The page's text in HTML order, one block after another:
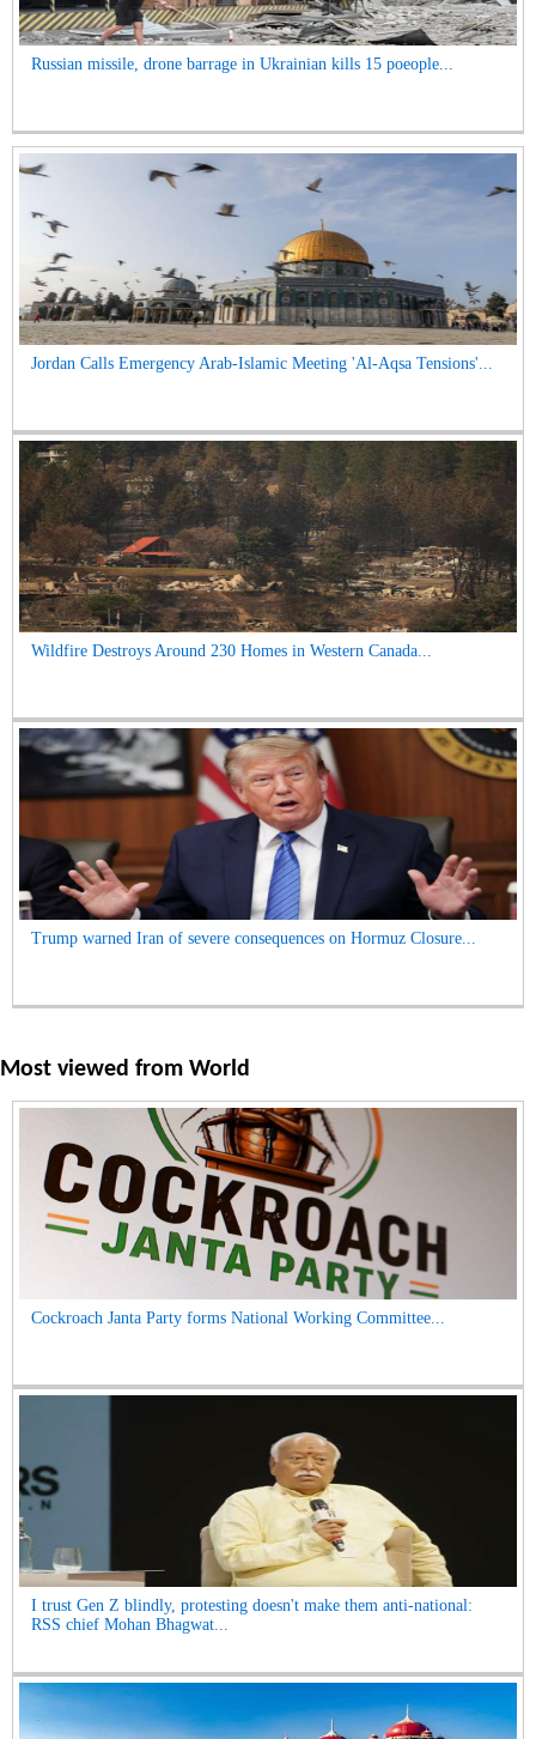
Russian missile, drone barrage in Ukrainian kills 15 poeople...
Jordan Calls Emergency Arab-Islamic Meeting 'Al-Aqsa Tensions'...
Wildfire Destroys Around 230 Homes in Western Canada...
Trump warned Iran of severe consequences on Hormuz Closure...
Most viewed from World
Cockroach Janta Party forms National Working Committee...
I trust Gen Z blindly, protesting doesn't make them anti-national:
RSS chief Mohan Bhagwat...